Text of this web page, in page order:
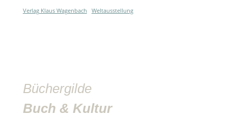
Verlag Klaus Wagenbach Weltausstellung
Büchergilde
Buch & Kultur